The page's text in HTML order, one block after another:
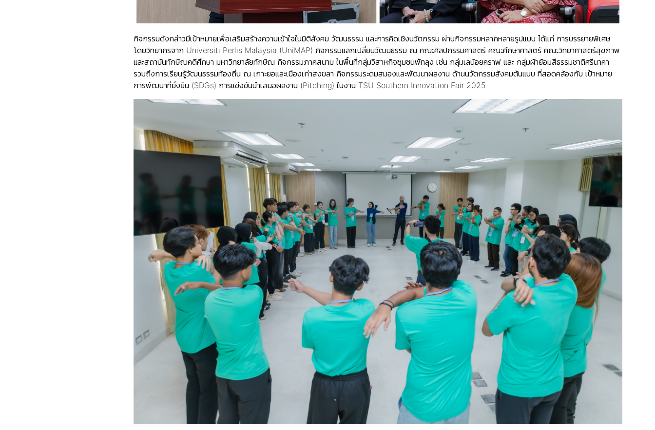
กิจกรรมดังกล่าวมีเป้าหมายเพื่อเสริมสร้างความเข้าใจในมิติสังคม วัฒนธรรม และการคิดเชิงนวัตกรรม ผ่านกิจกรรมหลากหลายรูปแบบ ได้แก่ การบรรยายพิเศษ
โดยวิทยากรจาก Universiti Perlis Malaysia (UniMAP) กิจกรรมแลกเปลี่ยนวัฒนธรรม ณ คณะศิลปกรรมศาสตร์ คณะศึกษาศาสตร์ คณะวิทยาศาสตร์สุขภาพ
และสถาบันทักษิณคดีศึกษา มหาวิทยาลัยทักษิณ กิจกรรมภาคสนาม ในพื้นที่กลุ่มวิสาหกิจชุมชนพัทลุง เช่น กลุ่มเลน้อยคราฟ และ กลุ่มผ้าย้อมสีธรรมชาติศรีนาคา
รวมถึงการเรียนรู้วัฒนธรรมท้องถิ่น ณ เกาะยอและเมืองเก่าสงขลา กิจกรรมระดมสมองและพัฒนาผลงาน ด้านนวัตกรรมสังคมต้นแบบ ที่สอดคล้องกับ เป้าหมาย
การพัฒนาที่ยั่งยืน (SDGs) การแข่งขันนำเสนอผลงาน (Pitching) ในงาน TSU Southern Innovation Fair 2025